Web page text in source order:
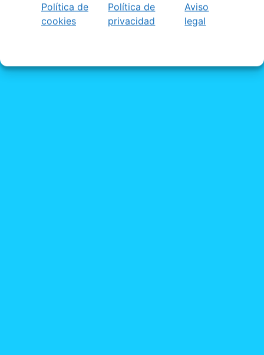
Política de
cookies
Política de
privacidad
Aviso
legal